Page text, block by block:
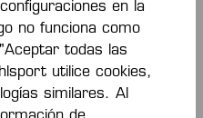
de
en la
no funciona como
todas las
utilice cookies,
similares. Al